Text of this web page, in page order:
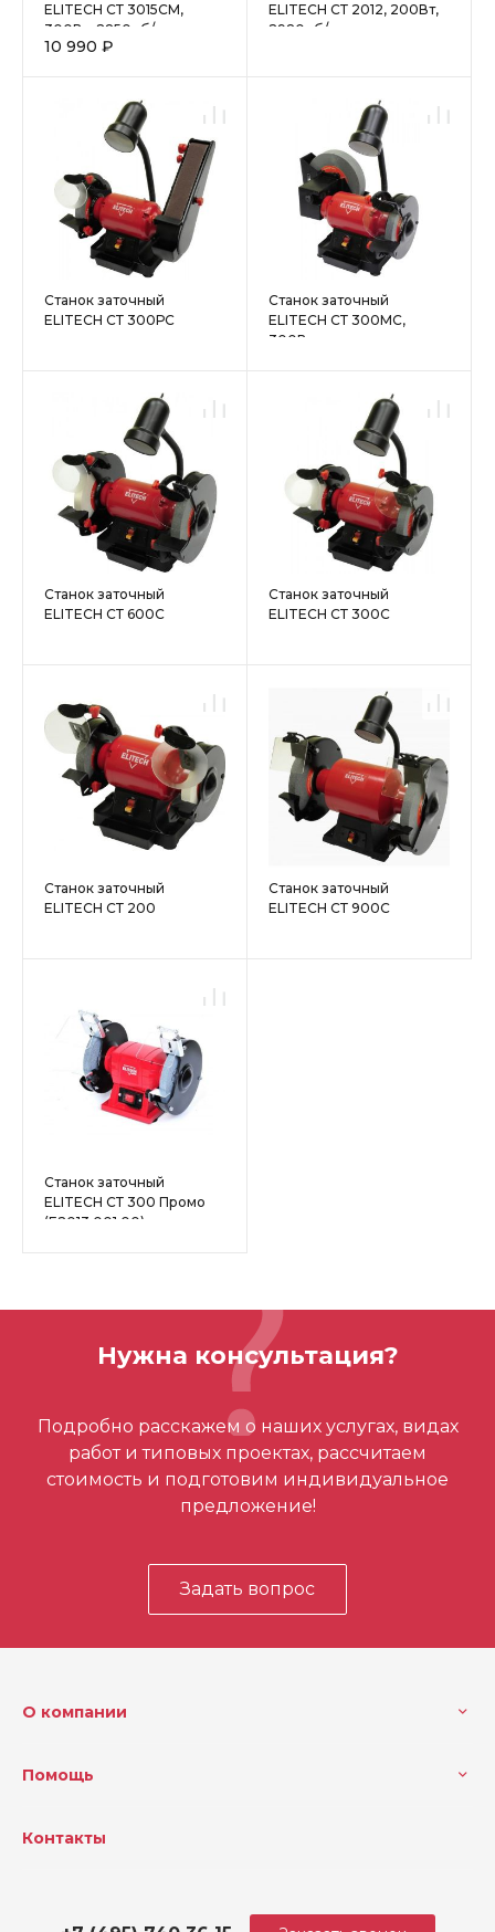
ELITECH СТ 3015СМ,
300Вт, 2850об/мин,
150х32х20мм, 20кг, лампа
10 990 ₽
ELITECH СТ 2012, 200Вт,
2980об/мин,
Станок заточный
ELITECH СТ 300РС
Станок заточный
ELITECH СТ 300MC,
300Вт,
Станок заточный
ELITECH СТ 600С
Станок заточный
ELITECH СТ 300С
Станок заточный
ELITECH СТ 200
Станок заточный
ELITECH СТ 900С
Станок заточный
ELITECH СТ 300 Промо
(Е2013.001.00)
Нужна консультация?
Подробно расскажем о наших услугах, видах
работ и типовых проектах, рассчитаем
стоимость и подготовим индивидуальное
предложение!
Задать вопрос
О компании
Помощь
Контакты